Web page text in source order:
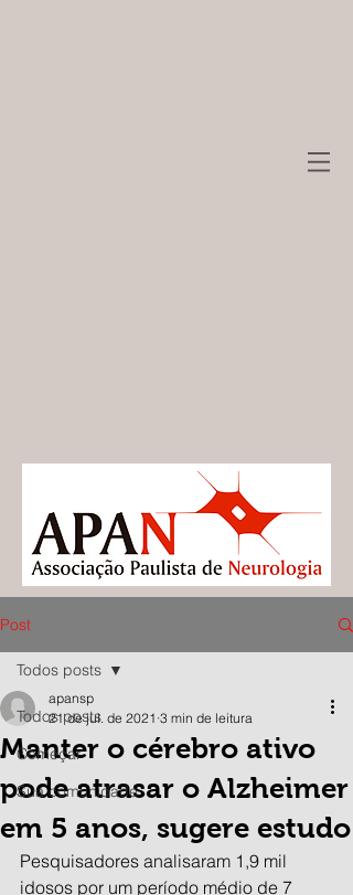
Post
Todos posts
Começar
Sua comunidade
Todos posts
Manter o cérebro ativo
pode atrasar o Alzheimer
em 5 anos, sugere estudo
apansp
21 de jul. de 2021 3 min de leitura
Pesquisadores analisaram 1,9 mil
idosos por um período médio de 7